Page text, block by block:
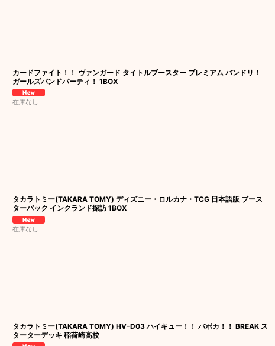
カードファイト！！ ヴァンガード タイトルブースター プレミアム バンドリ！
ガールズバンドパーティ！ 1BOX
在庫なし
タカラトミー(TAKARA TOMY) ディズニー・ロルカナ・TCG 日本語版 ブース
ターパック インクランド探訪 1BOX
在庫なし
タカラトミー(TAKARA TOMY) HV-D03 ハイキュー！！ バボカ！！ BREAK ス
ターターデッキ 稲荷崎高校